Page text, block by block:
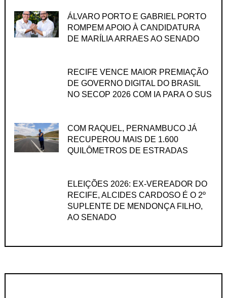
ÁLVARO PORTO E GABRIEL PORTO
ROMPEM APOIO À CANDIDATURA
DE MARÍLIA ARRAES AO SENADO
RECIFE VENCE MAIOR PREMIAÇÃO
DE GOVERNO DIGITAL DO BRASIL
NO SECOP 2026 COM IA PARA O SUS
COM RAQUEL, PERNAMBUCO JÁ
RECUPEROU MAIS DE 1.600
QUILÔMETROS DE ESTRADAS
ELEIÇÕES 2026: EX-VEREADOR DO
RECIFE, ALCIDES CARDOSO É O 2º
SUPLENTE DE MENDONÇA FILHO,
AO SENADO